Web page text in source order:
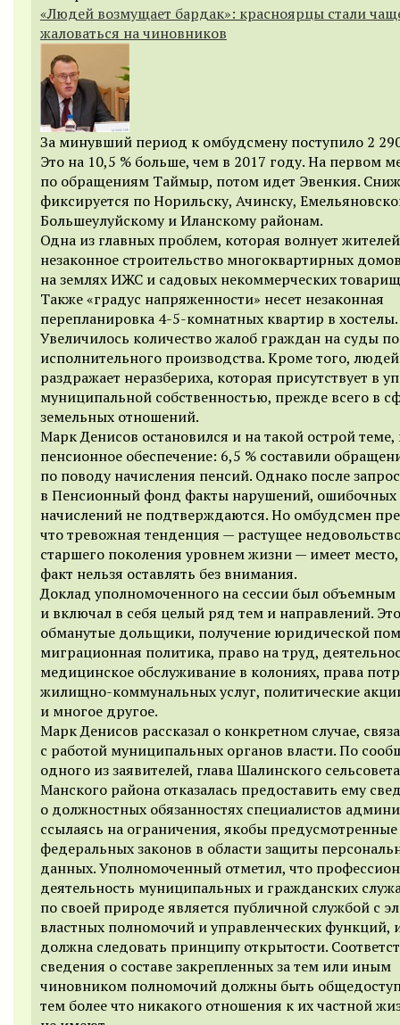
«Людей возмущает бардак»: красноярцы стали
жаловаться на чиновников
За минувший период к омбудсмену поступило 2
Это на 10,5 % больше, чем в 2017 году. На первом
по обращениям Таймыр, потом идет Эвенкия.
фиксируется по Норильску, Ачинску,
Большеулуйскому и Иланскому районам.
Одна из главных проблем, которая волнует
незаконное строительство многоквартирных
на землях ИЖС и садовых некоммерческих
Также «градус напряженности» несет незаконная
перепланировка 4-5-комнатных квартир в хостелы.
Увеличилось количество жалоб граждан на суды
исполнительного производства. Кроме того, людей
раздражает неразбериха, которая присутствует в
муниципальной собственностью, прежде всего в
земельных отношений.
Марк Денисов остановился и на такой острой теме,
пенсионное обеспечение: 6,5 % составили
по поводу начисления пенсий. Однако после
в Пенсионный фонд факты нарушений, ошибочных
начислений не подтверждаются. Но омбудсмен
что тревожная тенденция — растущее
старшего поколения уровнем жизни — имеет место,
факт нельзя оставлять без внимания.
Доклад уполномоченного на сессии был объемным
и включал в себя целый ряд тем и направлений. Это
обманутые дольщики, получение юридической
миграционная политика, право на труд,
медицинское обслуживание в колониях, права
жилищно-коммунальных услуг, политические
и многое другое.
Марк Денисов рассказал о конкретном случае,
с работой муниципальных органов власти. По
одного из заявителей, глава Шалинского сельсовета
Манского района отказалась предоставить ему
о должностных обязанностях специалистов
ссылаясь на ограничения, якобы
федеральных законов в области защиты
данных. Уполномоченный отметил, что
деятельность муниципальных и гражданских
по своей природе является публичной службой с
властных полномочий и управленческих функций,
должна следовать принципу открытости.
сведения о составе закрепленных за тем или иным
чиновником полномочий должны быть
тем более что никакого отношения к их частной